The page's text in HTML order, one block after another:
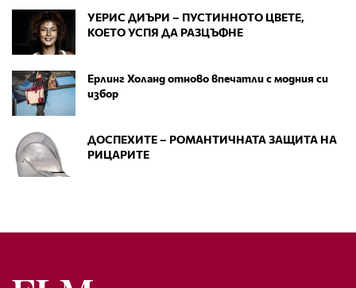
УЕРИС ДИЪРИ – ПУСТИННОТО ЦВЕТЕ,
КОЕТО УСПЯ ДА РАЗЦЪФНЕ
Ерлинг Холанд отново впечатли с модния си
избор
ДОСПЕХИТЕ – РОМАНТИЧНАТА ЗАЩИТА НА
РИЦАРИТЕ